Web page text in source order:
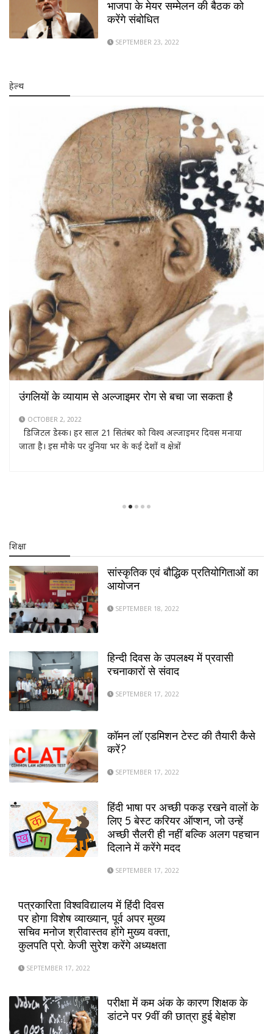
भाजपा के मेयर सम्मेलन की बैठक को
करेंगे संबोधित
SEPTEMBER 23, 2022
हेल्थ
स्वस्थ जीवन के लिए अपने रसोई घर में बाजरा वापस लाएं
SEPTEMBER 30, 2022
डिजिटल डेस्क। भारत के मिलेट मैन के रूप में लोकप्रिय खादर वली ने
किसानों, कृषि वैज्ञानिकों और नीति निमार्ताओं से मिट्टी, पानी, पर्यावरण
शिक्षा
सांस्कृतिक एवं बौद्धिक प्रतियोगिताओं का
आयोजन
SEPTEMBER 18, 2022
हिन्दी दिवस के उपलक्ष्य में प्रवासी
रचनाकारों से संवाद
SEPTEMBER 17, 2022
कॉमन लॉ एडमिशन टेस्ट की तैयारी कैसे
करें?
SEPTEMBER 17, 2022
हिंदी भाषा पर अच्छी पकड़ रखने वालों के
लिए 5 बेस्ट करियर ऑप्शन, जो उन्हें
अच्छी सैलरी ही नहीं बल्कि अलग पहचान
दिलाने में करेंगे मदद
SEPTEMBER 17, 2022
पत्रकारिता विश्वविद्यालय में हिंदी दिवस
पर होगा विशेष व्याख्यान, पूर्व अपर मुख्य
सचिव मनोज श्रीवास्तव होंगे मुख्य वक्ता,
कुलपति प्रो. केजी सुरेश करेंगे अध्यक्षता
SEPTEMBER 17, 2022
परीक्षा में कम अंक के कारण शिक्षक के
डांटने पर 9वीं की छात्रा हुई बेहोश